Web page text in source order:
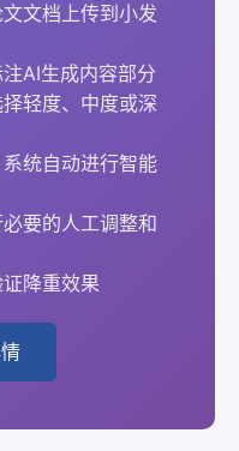
文档上传到小发
AI生成内容部分
轻度、中度或深
统自动进行智能
要的人工调整和
降重效果